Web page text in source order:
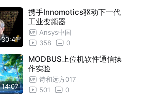
30:41
携手Innomotics驱动下一代
工业变频器
Ansys中国
358
0
14:07
MODBUS上位机软件通信操
作实验
诗和远方017
501
0